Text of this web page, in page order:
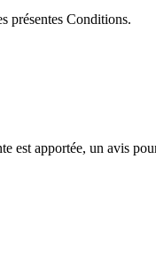
présentes Conditions.
apportée, un avis